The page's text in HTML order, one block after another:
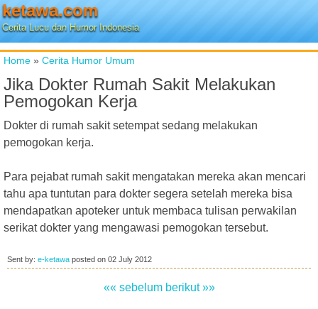
ketawa.com
Cerita Lucu dan Humor Indonesia
Home » Cerita Humor Umum
Jika Dokter Rumah Sakit Melakukan
Pemogokan Kerja
Dokter di rumah sakit setempat sedang melakukan
pemogokan kerja.
Para pejabat rumah sakit mengatakan mereka akan mencari
tahu apa tuntutan para dokter segera setelah mereka bisa
mendapatkan apoteker untuk membaca tulisan perwakilan
serikat dokter yang mengawasi pemogokan tersebut.
Sent by: e-ketawa posted on 02 July 2012
«« sebelum berikut »»